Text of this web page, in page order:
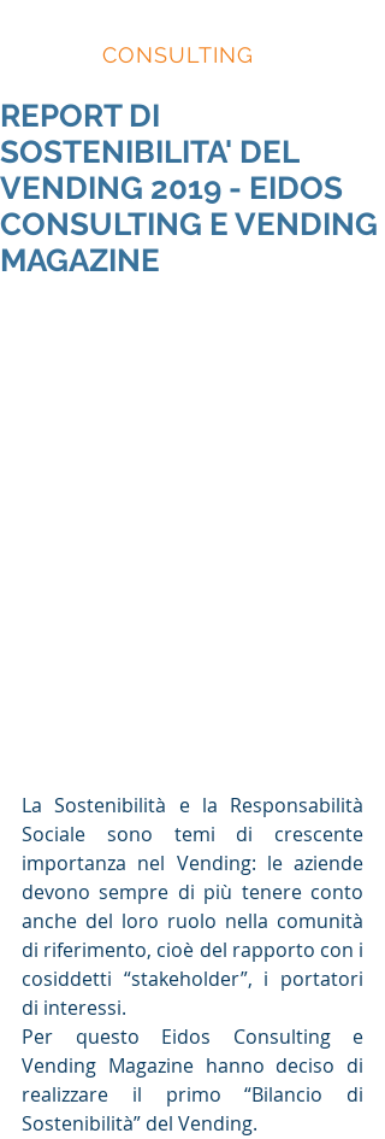
CONSULTING
REPORT DI
SOSTENIBILITA' DEL
VENDING 2019 - EIDOS
CONSULTING E VENDING
MAGAZINE
La Sostenibilità e la Responsabilità
Sociale sono temi di crescente
importanza nel Vending: le aziende
devono sempre di più tenere conto
anche del loro ruolo nella comunità
di riferimento, cioè del rapporto con i
cosiddetti “stakeholder”, i portatori
di interessi.
Per questo Eidos Consulting e
Vending Magazine hanno deciso di
realizzare il primo “Bilancio di
Sostenibilità” del Vending.